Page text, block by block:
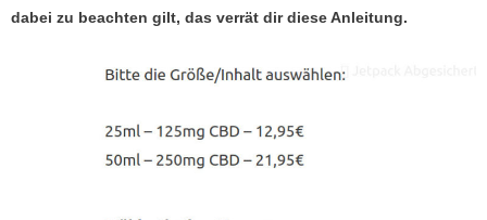
dabei zu beachten gilt, das verrät dir diese Anleitung.